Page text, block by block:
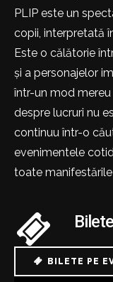
PLIP este un
copii, interpretată
Este o călătorie
și a personajelor
într-un mod mereu
despre lucruri nu
continuu într-o
evenimentele
toate manifestările
Bilete
BILETE PE